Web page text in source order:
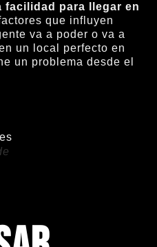
facilidad para llegar en
que influyen
va a poder o va a
un local perfecto en
un problema desde el